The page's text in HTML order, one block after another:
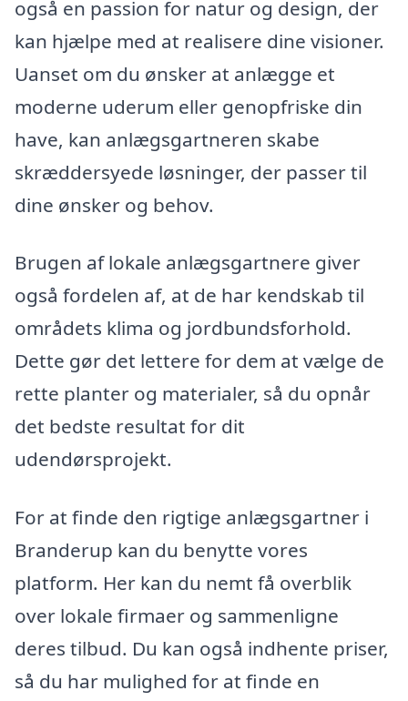
også en passion for natur og design, der
kan hjælpe med at realisere dine visioner.
Uanset om du ønsker at anlægge et
moderne uderum eller genopfriske din
have, kan anlægsgartneren skabe
skræddersyede løsninger, der passer til
dine ønsker og behov.
Brugen af lokale anlægsgartnere giver
også fordelen af, at de har kendskab til
områdets klima og jordbundsforhold.
Dette gør det lettere for dem at vælge de
rette planter og materialer, så du opnår
det bedste resultat for dit
udendørsprojekt.
For at finde den rigtige anlægsgartner i
Branderup kan du benytte vores
platform. Her kan du nemt få overblik
over lokale firmaer og sammenligne
deres tilbud. Du kan også indhente priser,
så du har mulighed for at finde en